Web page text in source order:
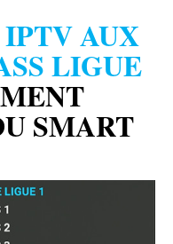
AUX
LIGUE
SMART